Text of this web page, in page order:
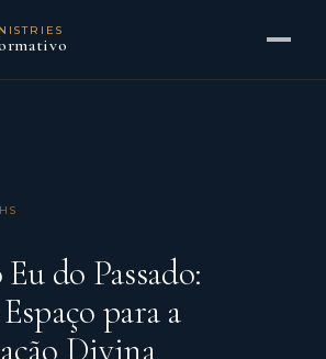
do Passado:
para a
Divina